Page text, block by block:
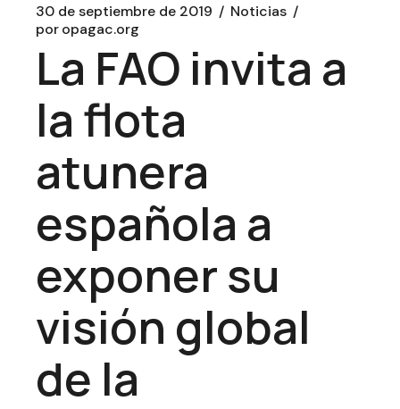
30 de septiembre de 2019
Noticias
poropagac.org
La FAO invita a
la flota
atunera
española a
exponer su
visión global
de la